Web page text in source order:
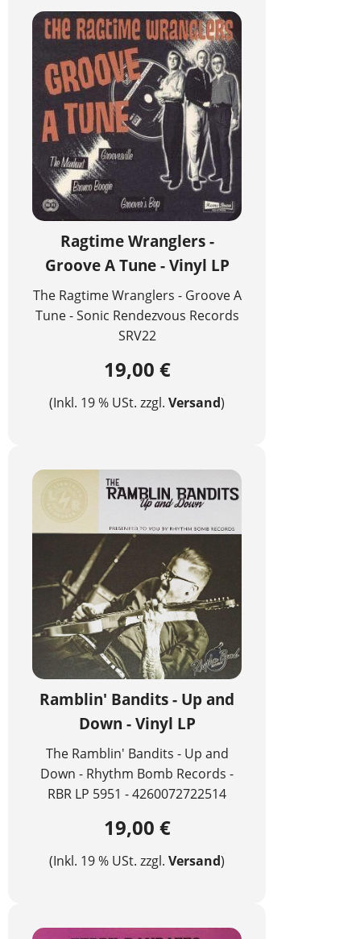
Ragtime Wranglers -
Groove A Tune - Vinyl LP
The Ragtime Wranglers - Groove A
Tune - Sonic Rendezvous Records
SRV22
19,00 €
(Inkl. 19 % USt. zzgl. Versand)
Ramblin' Bandits - Up and
Down - Vinyl LP
The Ramblin' Bandits - Up and
Down - Rhythm Bomb Records -
RBR LP 5951 - 4260072722514
19,00 €
(Inkl. 19 % USt. zzgl. Versand)